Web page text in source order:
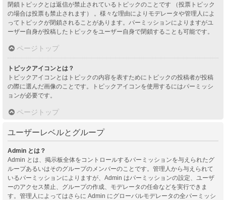
閉鎖トピックとは返信が禁止されているトピックのことです （投票トピック
の場合は投票も禁止されます） 。様々な理由によりモデレータや管理人によ
ってトピックが閉鎖されることがあります。パーミッションによりますがユ
ーザー自身が投稿したトピックをユーザー自身で閉鎖することも可能です。
ページトップ
トピックアイコンとは？
トピックアイコンとはトピックの内容を表すためにトピックの投稿者が投稿
の際に選んだ画像のことです。トピックアイコンを使用するにはパーミッシ
ョンが必要です。
ページトップ
ユーザーレベルとグループ
Admin とは？
Admin とは、掲示板全体をコントロールするパーミッションを与えられたグ
ループあるいはそのグループのメンバーのことです。管理人から与えられて
いるパーミッションによりますが、Admin はパーミッションの設定、ユーザ
ーのアクセス禁止、グループの作成、モデレータの任命などを実行できま
す。管理人によってはさらに Admin にグローバルモデレータの全パーミッシ